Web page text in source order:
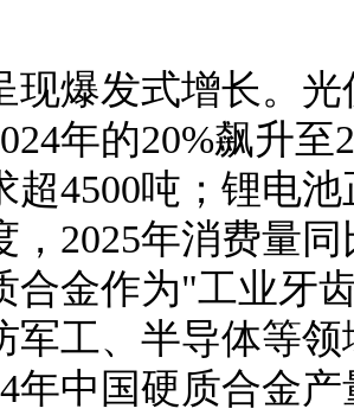
现爆发式增长。
年的20%飙升至
超4500吨；锂电
，2025年消费量同
合金作为"工业牙
军工、半导体等
年中国硬质合金